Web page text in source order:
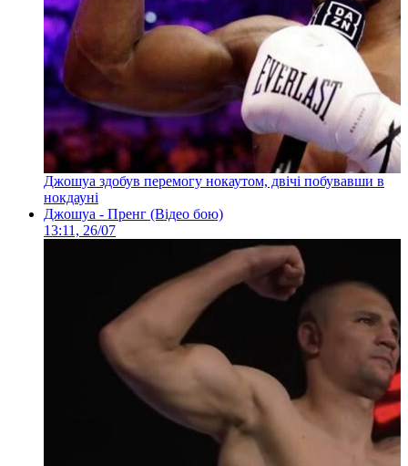
Джошуа здобув перемогу нокаутом, двічі побувавши в
нокдауні
Джошуа - Пренг (Відео бою)
13:11, 26/07